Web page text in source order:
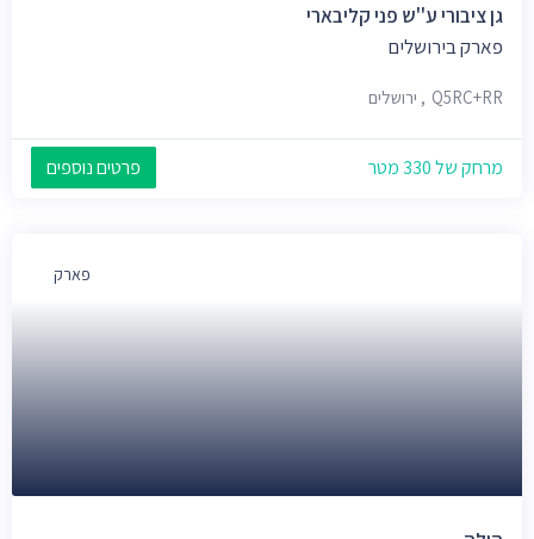
גן ציבורי ע''ש פני קליבארי
פארק בירושלים
Q5RC+RR, ירושלים
מרחק של 330 מטר פרטים נוספים
פארק